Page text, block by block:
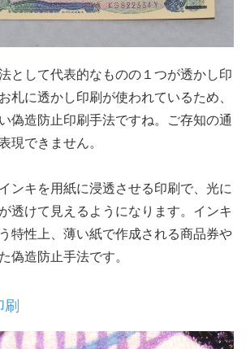
として代表的なものの１つが透かし印
札に透かし印刷が使われているため、
偽造防止印刷手法ですね。ご存知の通
現できません。
ンキを用紙に浸透させる印刷で、光に
透けて見えるようになります。インキ
特性上、薄い紙で作成される商品券や
偽造防止手法です。